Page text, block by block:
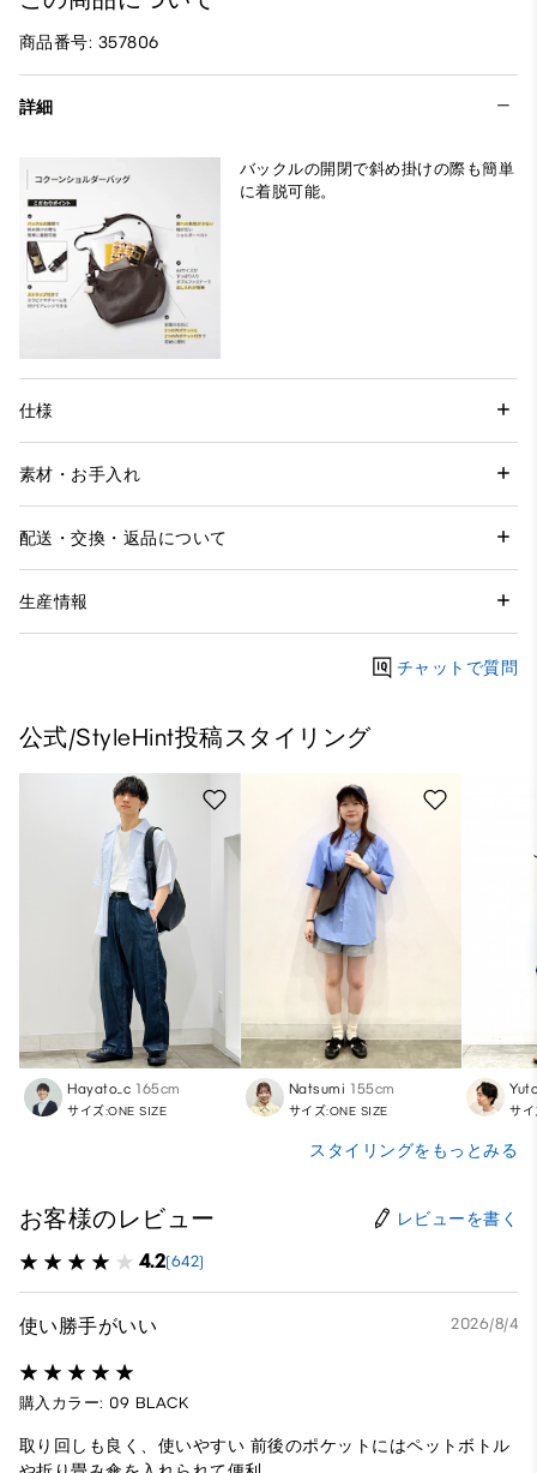
商品番号: 357806
詳細
バックルの開閉で斜め掛けの際も簡単
に着脱可能。
仕様
素材・お手入れ
配送・交換・返品について
生産情報
チャットで質問
公式/StyleHint投稿スタイリング
Hayato_c 165cm
サイズ:ONE SIZE
Natsumi 155cm
サイズ:ONE SIZE サ
スタイリングをもっとみる
お客様のレビュー レビューを書く
4.2(642)
使い勝手がいい 2026/8/4
購入カラー: 09 BLACK
取り回しも良く、使いやすい 前後のポケットにはペットボトル